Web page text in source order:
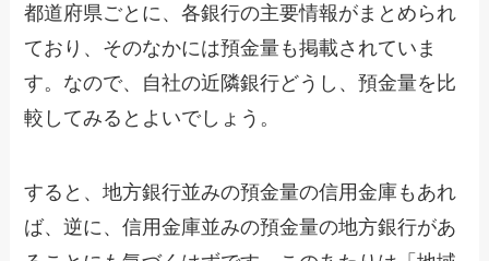
都道府県ごとに、各銀行の主要情報がまとめられ
ており、そのなかには預金量も掲載されていま
す。なので、自社の近隣銀行どうし、預金量を比
較してみるとよいでしょう。
すると、地方銀行並みの預金量の信用金庫もあれ
ば、逆に、信用金庫並みの預金量の地方銀行があ